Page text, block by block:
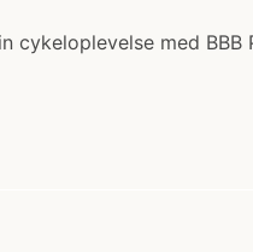
cykeloplevelse med